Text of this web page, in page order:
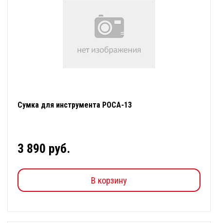
Сумка для инструмента РОСА-13
3 890 руб.
В корзину